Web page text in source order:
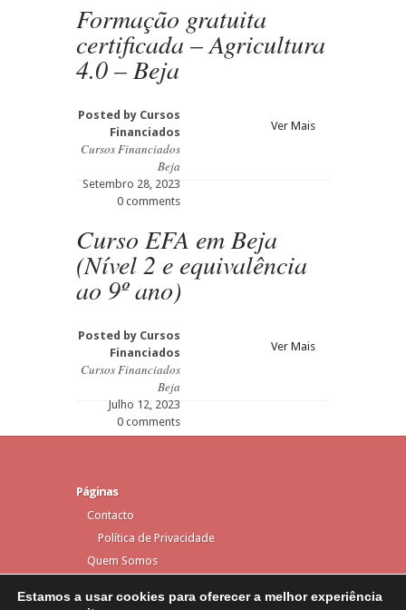
Formação gratuita
certificada – Agricultura
4.0 – Beja
Posted by Cursos
Financiados
Cursos Financiados
Beja
Setembro 28, 2023
0 comments
Ver Mais
Curso EFA em Beja
(Nível 2 e equivalência
ao 9º ano)
Posted by Cursos
Financiados
Cursos Financiados
Beja
Julho 12, 2023
0 comments
Ver Mais
Páginas
Contacto
Política de Privacidade
Quem Somos
Estamos a usar cookies para oferecer a melhor experiência